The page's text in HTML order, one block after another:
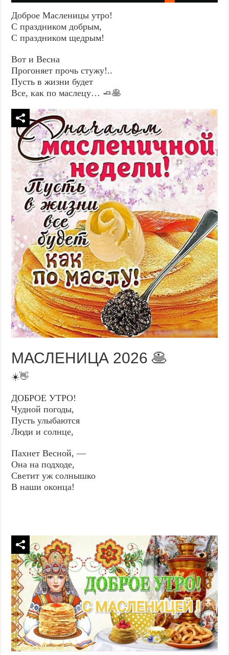
Доброе Масленицы утро!
С праздником добрым,
С праздником щедрым!
Вот и Весна
Прогоняет прочь стужу!..
Пусть в жизни будет
Все, как по маслецу… 🧈🥞
МАСЛЕНИЦА 2026 🥞
☀️👋
ДОБРОЕ УТРО!
Чудной погоды,
Пусть улыбаются
Люди и солнце,
Пахнет Весной, —
Она на подходе,
Светит уж солнышко
В наши оконца!